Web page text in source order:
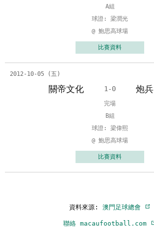
A組
球證: 梁潤光
@ 鮑思高球場
比賽資料
2012-10-05 (五)
關帝文化 1-0 炮兵
完場
B組
球證: 梁偉熙
@ 鮑思高球場
比賽資料
資料來源: 澳門足球總會
聯絡 macaufootball.com